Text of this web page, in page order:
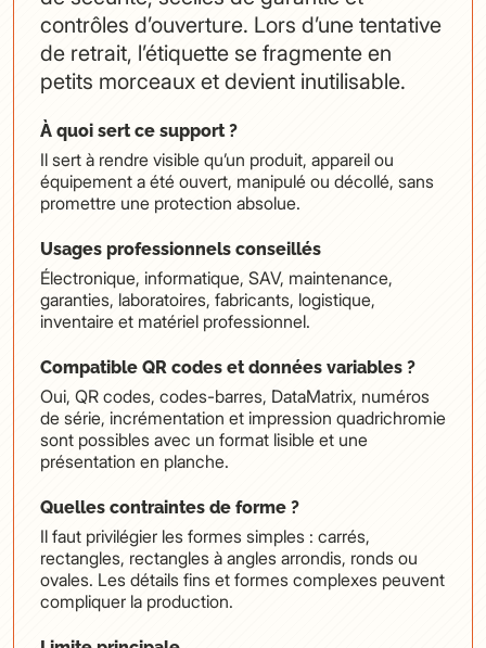
contrôles d’ouverture. Lors d’une tentative
de retrait, l’étiquette se fragmente en
petits morceaux et devient inutilisable.
À quoi sert ce support ?
Il sert à rendre visible qu’un produit, appareil ou
équipement a été ouvert, manipulé ou décollé, sans
promettre une protection absolue.
Usages professionnels conseillés
Électronique, informatique, SAV, maintenance,
garanties, laboratoires, fabricants, logistique,
inventaire et matériel professionnel.
Compatible QR codes et données variables ?
Oui, QR codes, codes-barres, DataMatrix, numéros
de série, incrémentation et impression quadrichromie
sont possibles avec un format lisible et une
présentation en planche.
Quelles contraintes de forme ?
Il faut privilégier les formes simples : carrés,
rectangles, rectangles à angles arrondis, ronds ou
ovales. Les détails fins et formes complexes peuvent
compliquer la production.